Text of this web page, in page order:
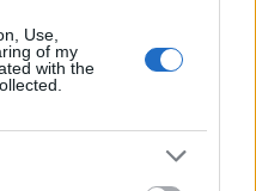
Use,
of my
with the
köve mesél –
található
János híd és szobor is.